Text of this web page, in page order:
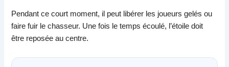
Pendant ce court moment, il peut libérer les joueurs gelés ou
faire fuir le chasseur. Une fois le temps écoulé, l’étoile doit
être reposée au centre.